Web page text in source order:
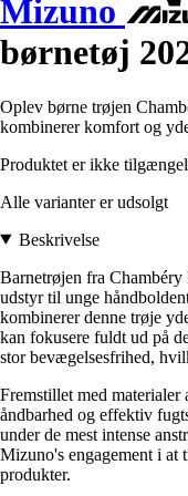
Mizuno
børnetøj
Oplev børne trøjen
kombinerer komfort og
Produktet er ikke
Alle varianter er udsolgt
Beskrivelse
Barnetrøjen fra
udstyr til unge
kombinerer denne trøje
kan fokusere fuldt ud på
stor bevægelsesfrihed,
Fremstillet med
åndbarhed og effektiv
under de mest intense
Mizuno's engagement i at
produkter.